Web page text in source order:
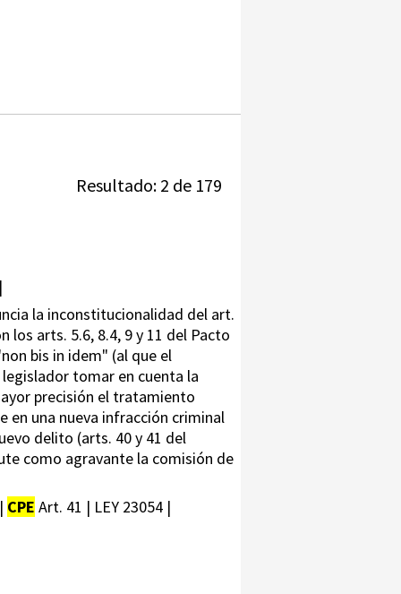
Resultado: 2 de 179
la inconstitucionalidad del art.
los arts. 5.6, 8.4, 9 y 11 del Pacto
bis in idem" (al que el
tomar en cuenta la
precisión el tratamiento
en una nueva infracción criminal
delito (arts. 40 y 41 del
como agravante la comisión de
CPE Art. 41 | LEY 23054 |